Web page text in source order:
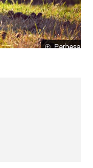
Perbesar